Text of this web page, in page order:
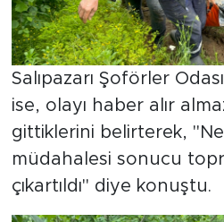
Salıpazarı Şoförler
ise, olayı haber alır
gittiklerini belirterek, "Ne
müdahalesi sonucu
çıkartıldı" diye konuştu.